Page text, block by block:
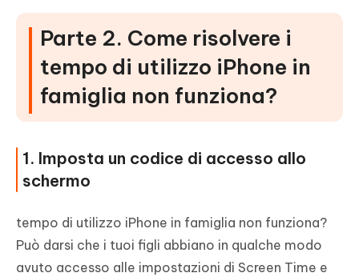
Parte 2. Come risolvere i
tempo di utilizzo iPhone in
famiglia non funziona?
1. Imposta un codice di accesso allo
schermo
tempo di utilizzo iPhone in famiglia non funziona?
Può darsi che i tuoi figli abbiano in qualche modo
avuto accesso alle impostazioni di Screen Time e